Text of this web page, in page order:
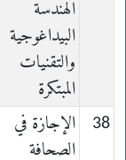
الهندسة
البيداغوجية
والتقنيات
المبتكرة
38
الإجازة في
الصحافة